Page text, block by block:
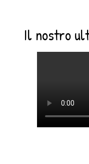
Il nostro